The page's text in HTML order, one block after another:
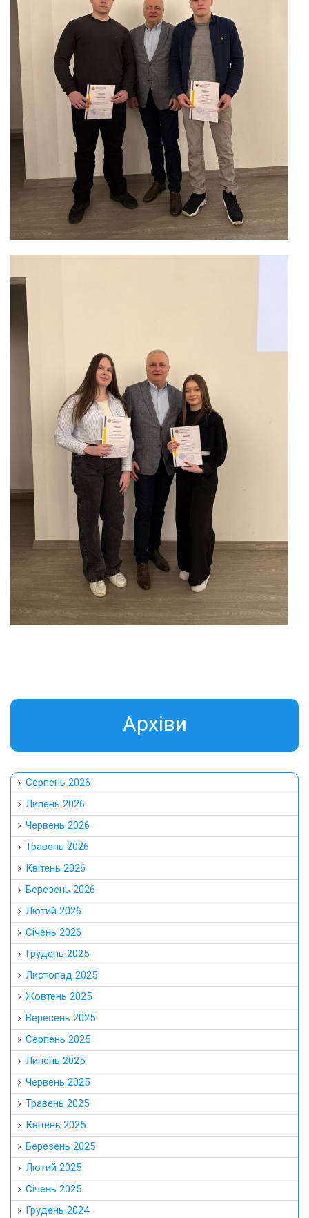
Aрхіви
Серпень 2026
Липень 2026
Червень 2026
Травень 2026
Квітень 2026
Березень 2026
Лютий 2026
Січень 2026
Грудень 2025
Листопад 2025
Жовтень 2025
Вересень 2025
Серпень 2025
Липень 2025
Червень 2025
Травень 2025
Квітень 2025
Березень 2025
Лютий 2025
Січень 2025
Грудень 2024